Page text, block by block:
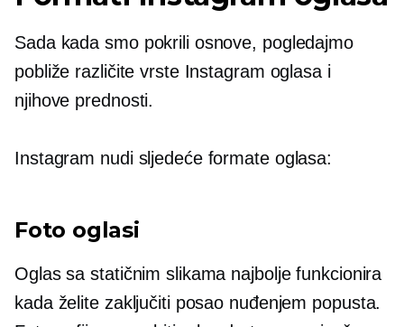
Sada kada smo pokrili osnove, pogledajmo
pobliže različite vrste Instagram oglasa i
njihove prednosti.
Instagram nudi sljedeće formate oglasa:
Foto oglasi
Oglas sa statičnim slikama najbolje funkcionira
kada želite zaključiti posao nuđenjem popusta.